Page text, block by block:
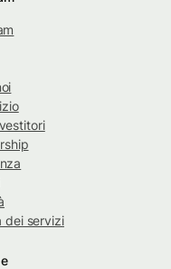
dei servizi